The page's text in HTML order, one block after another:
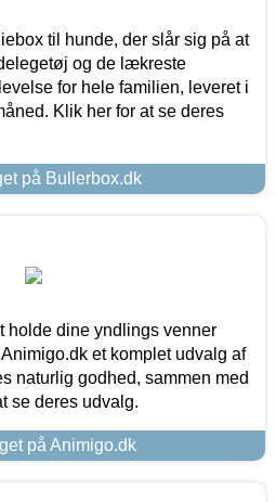
til hunde, der slår sig på at
og de lækreste
for hele familien, leveret i
Klik her for at se deres
på Bullerbox.dk
holde dine yndlings venner
et komplet udvalg af
naturlig godhed, sammen med
se deres udvalg.
på Animigo.dk